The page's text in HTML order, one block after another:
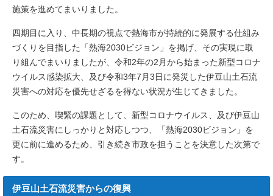
施策を進めてまいりました。
四期目に入り、中長期の視点で熱海市が持続的に発展する仕組み
づくりを目指した「熱海2030ビジョン」を掲げ、その実現に取
り組んでまいりましたが、令和2年の2月から始まった新型コロナ
ウイルス感染拡大、及び令和3年7月3日に発災した伊豆山土石流
災害への対応を優先せざるを得ない状況が生じてきました。
このため、喫緊の課題として、新型コロナウイルス、及び伊豆山
土石流災害にしっかりと対応しつつ、「熱海2030ビジョン」を
更に前に進めるため、引き続き市政を担うことを決意した次第で
す。
伊豆山土石流災害からの復興